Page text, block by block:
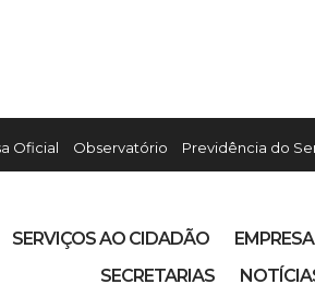
Oficial Observatório Previdência do
SERVIÇOS AO CIDADÃO EMPRESA
SECRETARIAS